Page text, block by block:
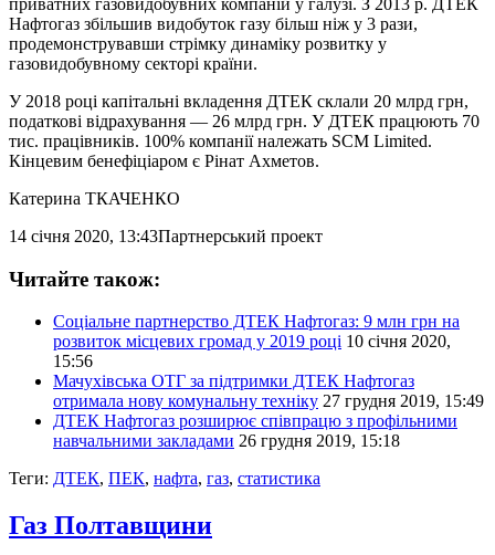
Нафтогаз збільшив видобуток газу більш ніж у 3 рази,
продемонструвавши стрімку динаміку розвитку у
газовидобувному секторі країни.
У 2018 році капітальні вкладення ДТЕК склали 20 млрд грн,
податкові відрахування — 26 млрд грн. У ДТЕК працюють 70
тис. працівників. 100% компанії належать SCM Limited.
Кінцевим бенефіціаром є Рінат Ахметов.
Катерина ТКАЧЕНКО
14 січня 2020, 13:43Партнерський проект
Читайте також:
Соціальне партнерство ДТЕК Нафтогаз: 9 млн грн на
розвиток місцевих громад у 2019 році 10 січня 2020,
15:56
Мачухівська ОТГ за підтримки ДТЕК Нафтогаз
отримала нову комунальну техніку 27 грудня 2019, 15:49
ДТЕК Нафтогаз розширює співпрацю з профільними
навчальними закладами 26 грудня 2019, 15:18
Теги: ДТЕК, ПЕК, нафта, газ, статистика
Газ Полтавщини